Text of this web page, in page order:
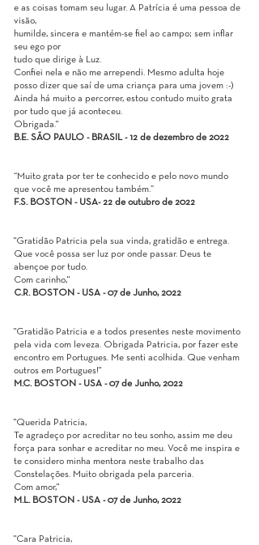
e as coisas tomam seu lugar. A Patrícia é uma pessoa de
visão,
humilde, sincera e mantém-se fiel ao campo; sem inflar
seu ego por
tudo que dirige à Luz.
Confiei nela e não me arrependi. Mesmo adulta hoje
posso dizer que saí de uma criança para uma jovem :-)
Ainda há muito a percorrer, estou contudo muito grata
por tudo que já aconteceu.
Obrigada."
B.E. SÃO PAULO - BRASIL - 12 de dezembro de 2022
“Muito grata por ter te conhecido e pelo novo mundo
que você me apresentou também.”
F.S. BOSTON - USA- 22 de outubro de 2022
"Gratidão Patricia pela sua vinda, gratidão e entrega.
Que você possa ser luz por onde passar. Deus te
abençoe por tudo.
Com carinho,"
C.R. BOSTON - USA - 07 de Junho, 2022
"Gratidão Patricia e a todos presentes neste movimento
pela vida com leveza. Obrigada Patricia, por fazer este
encontro em Portugues. Me senti acolhida. Que venham
outros em Portugues!"
M.C. BOSTON - USA - 07 de Junho, 2022
"Querida Patricia,
Te agradeço por acreditar no teu sonho, assim me deu
força para sonhar e acreditar no meu. Você me inspira e
te considero minha mentora neste trabalho das
Constelações. Muito obrigada pela parceria.
Com amor,"
M.L. BOSTON - USA - 07 de Junho, 2022
"Cara Patricia,